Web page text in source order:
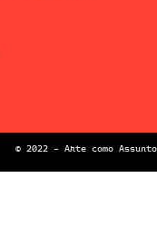
© 2022 – Arte como Assunto